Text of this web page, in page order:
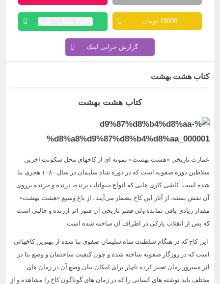
15000 تومان 15000 تومان – خرید
گزارش خرابی لینک
کتاب هشت بهشت
کتاب هشت بهشت
عمارت تاریخى «هشت‏ بهشت» نمونه‏ اى از کاخهاى محل سکونت آخرین
سلاطین دوره صفویه است که در دوره شاه سلیمان در سال ۱۰۸۰ هجرى بنا
شده است. کاشی‌ کاری هایی‌ که‌ انواع‌ حیوانات‌ پرنده‌، درنده‌ و خزنده‌ برروی‌
آن‌ نقش‌ بسته‌، از آثار این‌ کاخ‌ بشمار می‌آیند . از باغ وسیع «هشت ‏بهشت»
مقدار زیادى باقى نمانده ولى قصر تاریخى آن هنوز اثر ارزنده و جالبى است
که پس از انقلاب پارکى در اطراف آن ساخته شده است
این کاخ که در هنگام سلطنت شاه سلیمان صفوى بنا شده از بهترین کاخهائى
است که در روزگار صفویه ساخته شده و چون کیفیت ساختمان و وضع بنا در
اثر مسرور زمان تغییر کرده ناچار براى امکان بیان وضع آن در زمان های
مختلف باید نوشته‏ هاى کسانى را که در زمان های گوناگون کاخ را مشاهده و از